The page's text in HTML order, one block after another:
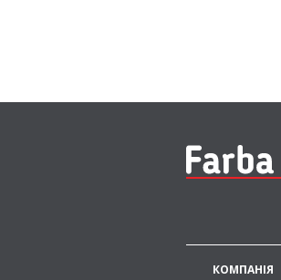
КОМПАНІЯ